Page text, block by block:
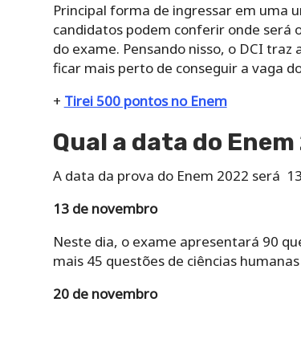
Principal forma de ingressar em uma
candidatos podem conferir onde
do exame. Pensando nisso, o DCI
ficar mais perto de conseguir a vaga
+ Tirei 500 pontos no Enem
Qual a data do
A data da prova do Enem 2022 será
13 de novembro
Neste dia, o exame apresentará 90
mais 45 questões de ciências
20 de novembro